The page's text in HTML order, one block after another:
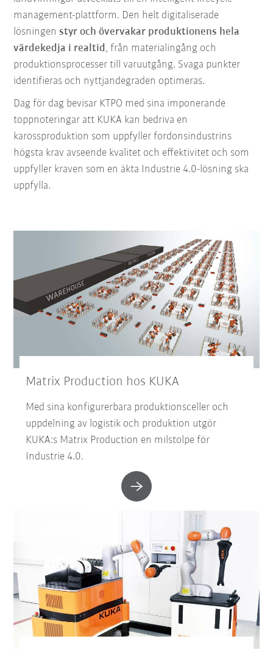
management-plattform. Den helt digitaliserade
lösningenstyr och övervakar produktionens hela
värdekedja i realtid, från materialingång och
produktionsprocesser till varuutgång. Svaga punkter
identifieras och nyttjandegraden optimeras.
Dag för dag bevisar KTPO med sina imponerande
toppnoteringar att KUKA kan bedriva en
karossproduktion som uppfyller fordonsindustrins
högsta krav avseende kvalitet och effektivitet och som
uppfyller kraven som en äkta Industrie 4.0-lösning ska
uppfylla.
Matrix Production hos KUKA
Med sina konfigurerbara produktionsceller och
uppdelning av logistik och produktion utgör
KUKA:s Matrix Production en milstolpe för
Industrie 4.0.